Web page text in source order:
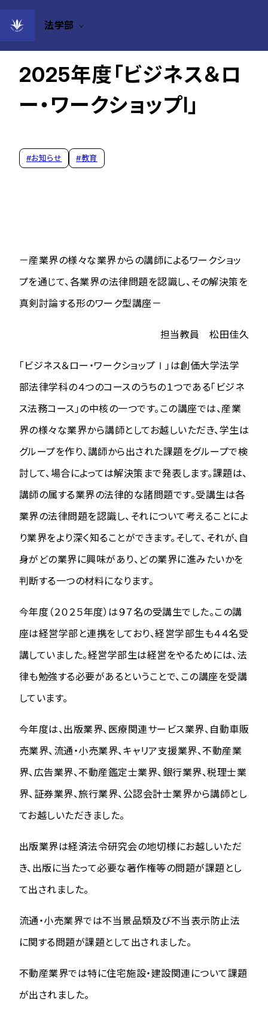
法学部
2025年09月01日
2025年度「ビジネス＆ロ
ー・ワークショップⅠ」
#お知らせ #教育
－産業界の様々な業界からの講師によるワークショッ
プを通じて、各業界の法律問題を認識し、その解決策を
真剣討論する形のワーク型講座－
担当教員 松田佳久
「ビジネス＆ロー・ワークショップⅠ」は創価大学法学
部法律学科の４つのコースのうちの１つである「ビジネ
ス法務コース」の中核の一つです。この講座では、産業
界の様々な業界から講師としてお越しいただき、学生は
グループを作り、講師から出された課題をグループで検
討して、場合によっては解決策まで発表します。課題は、
講師の属する業界の法律的な諸問題です。受講生は各
業界の法律問題を認識し、それについて考えることによ
り業界をより深く知ることができます。そして、それが、自
身がどの業界に興味があり、どの業界に進みたいかを
判断する一つの材料になります。
今年度（２０２５年度）は９７名の受講生でした。この講
座は経営学部と連携をしており、経営学部生も４４名受
講していました。経営学部生は経営をやるためには、法
律も勉強する必要があるということで、この講座を受講
しています。
今年度は、出版業界、医療関連サービス業界、自動車販
売業界、流通・小売業界、キャリア支援業界、不動産業
界、広告業界、不動産鑑定士業界、銀行業界、税理士業
界、証券業界、旅行業界、公認会計士業界から講師とし
てお越しいただきました。
出版業界は経済法令研究会の地切様にお越しいただ
き、出版に当たって必要な著作権等の問題が課題とし
て出されました。
流通・小売業界では不当景品類及び不当表示防止法
に関する問題が課題として出されました。
不動産業界では特に住宅施設・建設関連について課題
が出されました。